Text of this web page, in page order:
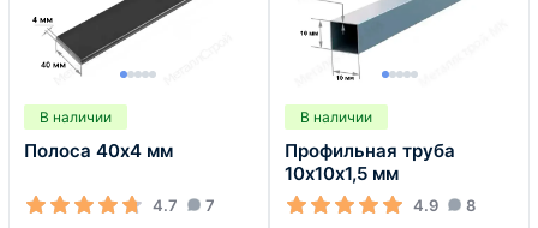
В наличии
Полоса 40х4 мм
4.7 7
В наличии
Профильная труба
10х10х1,5 мм
4.9 8